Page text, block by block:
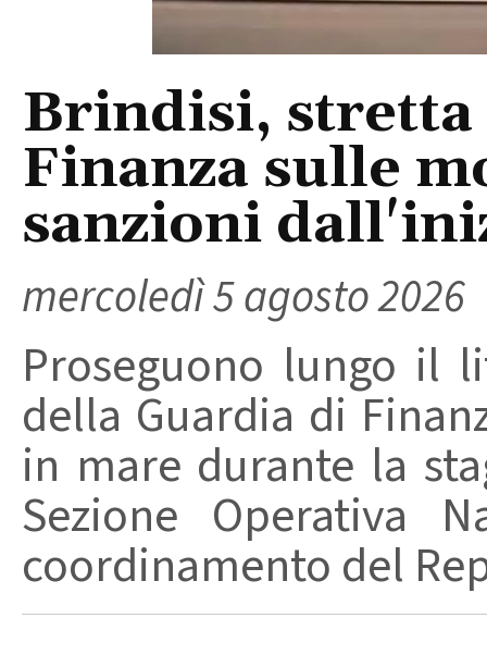
Brindisi, stretta
Finanza sulle
sanzioni
mercoledì 5 agosto 2026
Proseguono lungo il
della Guardia di
in mare durante la
Sezione Operativa
coordinamento del